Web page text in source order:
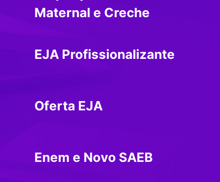
Maternal e Creche
EJA Profissionalizante
Oferta EJA
Enem e Novo SAEB